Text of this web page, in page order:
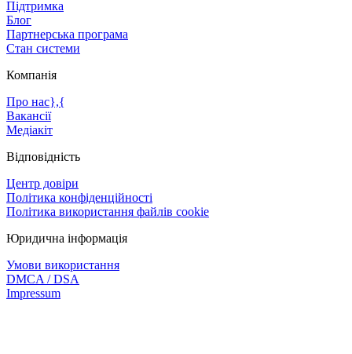
Підтримка
Блог
Партнерська програма
Стан системи
Компанія
Про нас},{
Вакансії
Медіакіт
Відповідність
Центр довіри
Політика конфіденційності
Політика використання файлів cookie
Юридична інформація
Умови використання
DMCA / DSA
Impressum